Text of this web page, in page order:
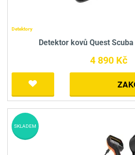
Detektory
Detektor kovů Quest
4 890 Kč
SKLADEM